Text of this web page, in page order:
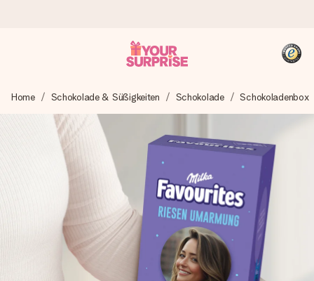
Wir bereiten dein Geschenk sorgfältig vor und schicken es
blitzschnell – damit du es genau zum richtigen Zeitpunkt
überreichen kannst, wenn es am meisten zählt.
4,8 (basierend auf +15.000 Bewertungen)
Unsere Geschenke begeistern. Kunden bewerten uns mit
4,8 bei Google Reviews (Gesamtergebnis aller Länder, in
die wir versenden).
Home Schokolade & Süßigkeiten Schokolade Schokoladenbox